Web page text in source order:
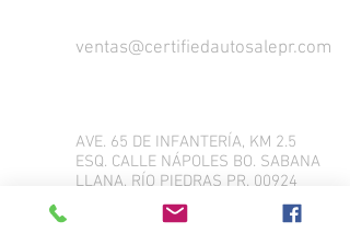
ventas@certifiedautosalepr.com
AVE. 65 DE INFANTERÍA, KM 2.5
ESQ. CALLE NÁPOLES BO. SABANA
LLANA, RÍO PIEDRAS PR. 00924